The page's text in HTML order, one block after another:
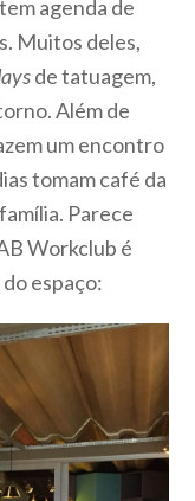
agenda de
Muitos deles,
de tatuagem,
Além de
um encontro
tomam café da
Parece
Workclub é
espaço: